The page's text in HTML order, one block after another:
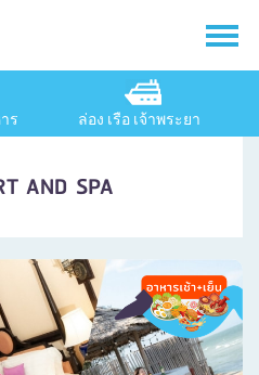
ร ล่อง เรือ เจ้าพระยา
AND SPA